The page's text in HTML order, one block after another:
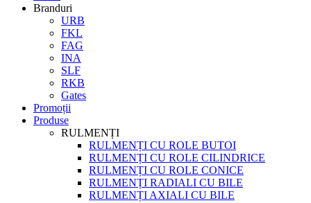
Branduri
URB
FKL
FAG
INA
SLF
RKB
Gates
Promoții
Produse
RULMENȚI
RULMENȚI CU ROLE BUTOI
RULMENȚI CU ROLE CILINDRICE
RULMENȚI CU ROLE CONICE
RULMENȚI RADIALI CU BILE
RULMENȚI AXIALI CU BILE